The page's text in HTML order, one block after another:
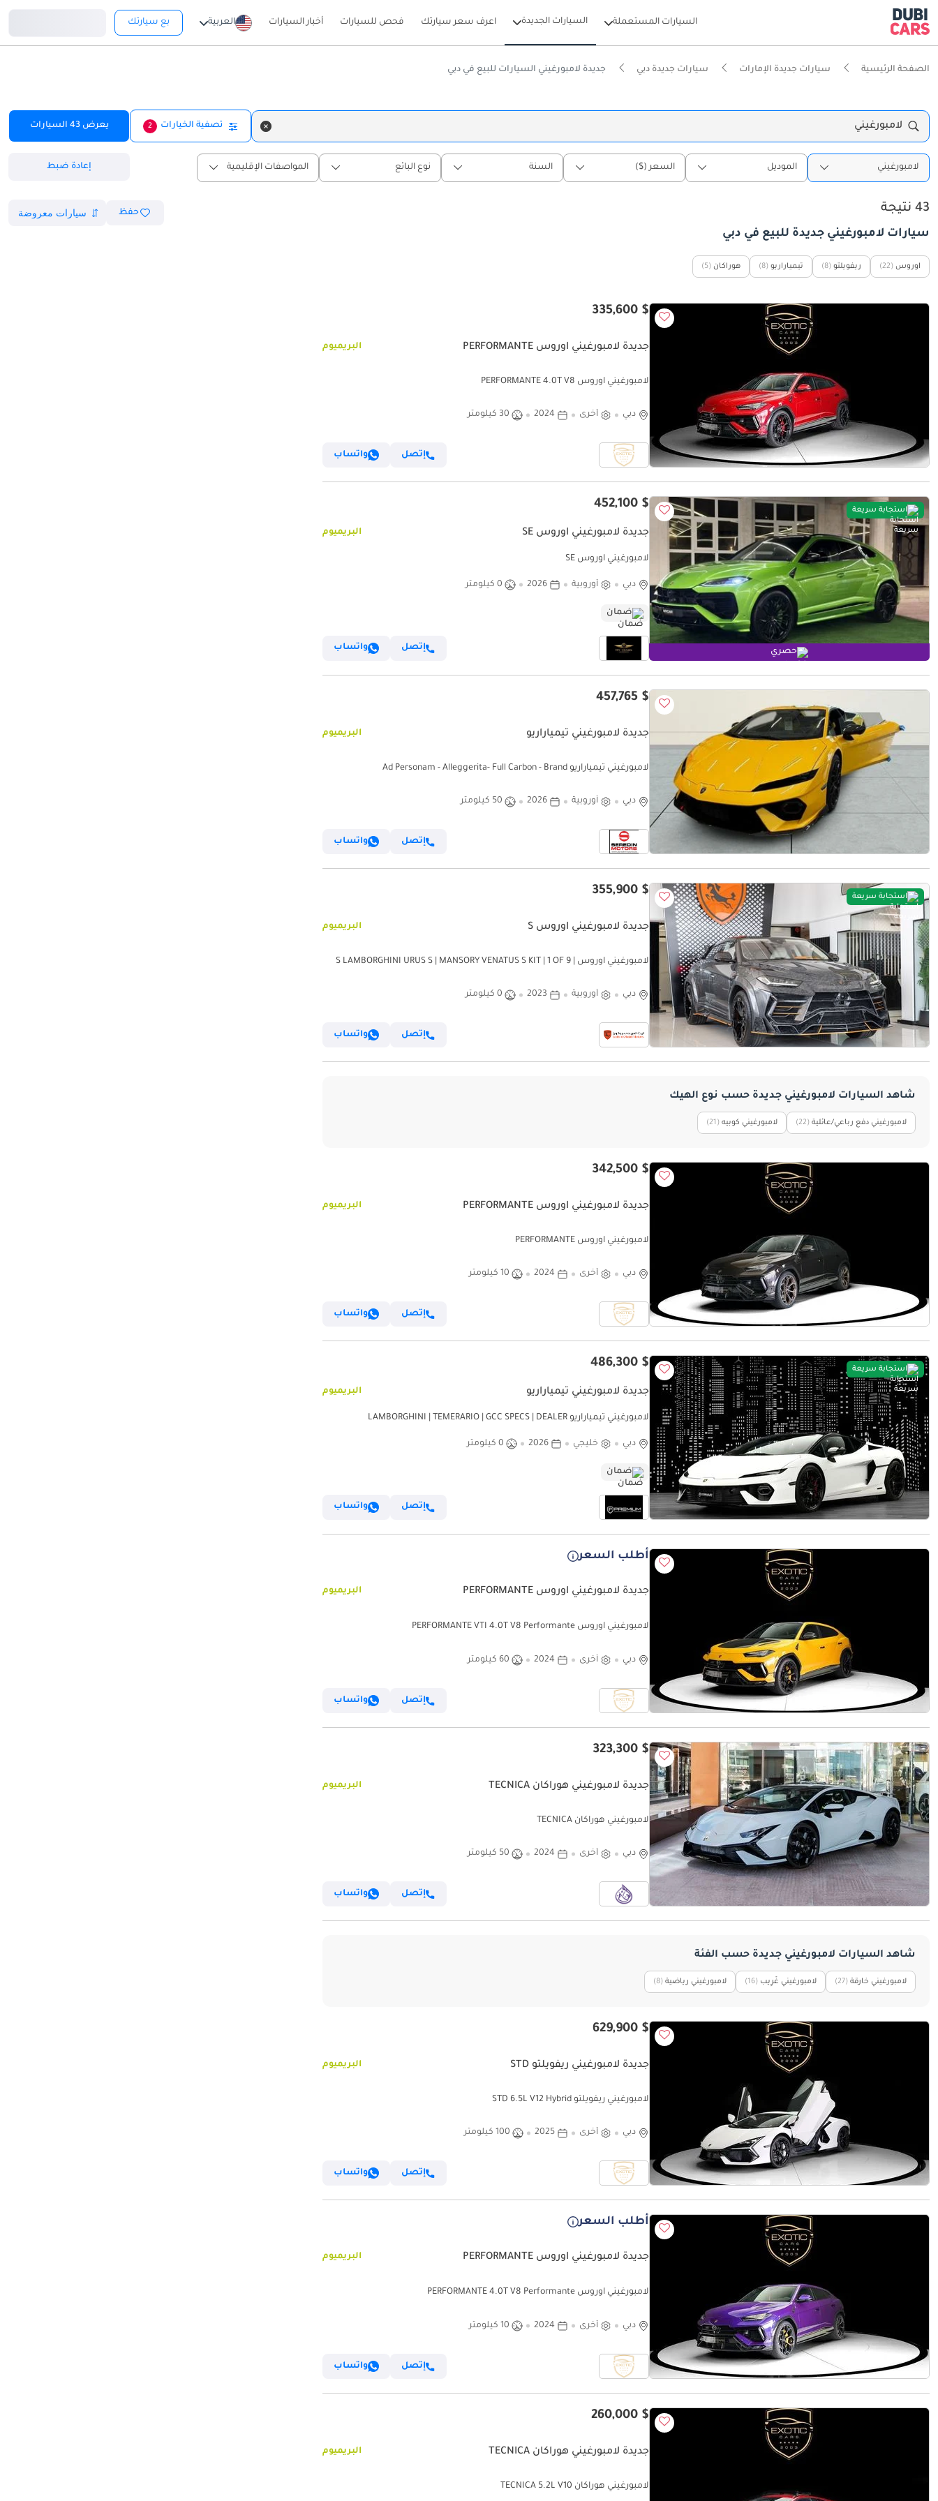
السيارات المستعملة السيارات الجديدة اعرف سعر سيارتك فحص للسيارات أخبار السيارات العربية بع سيارتك
الصفحة الرئيسية سيارات جديدة الإمارات سيارات جديدة دبي جديدة لامبورغيني السيارات للبيع في دبي
لامبورغيني تصفية الخيارات 2 يعرض43 السيارات
لامبورغيني الموديل السعر ($) السنة نوع البائع المواصفات الإقليمية إعادة ضبط
43 نتيجة حفظ
سيارات لامبورغيني جديدة للبيع في دبي
اوروس (22) ريفويلتو (8) تيمياراريو (8) هوراكان (5)
$ 335,600
جديدة لامبورغيني اوروس PERFORMANTE البريميوم
لامبورغيني اوروس PERFORMANTE 4.0T V8
دبي أخرى 2024 30 كيلومتر
إتصل واتساب
استجابة سريعة
حصري
$ 452,100
جديدة لامبورغيني اوروس SE البريميوم
لامبورغيني اوروس SE
دبي أوروبية 2026 0 كيلومتر
ضمان
إتصل واتساب
$ 457,765
جديدة لامبورغيني تيمياراريو البريميوم
لامبورغيني تيمياراريو Ad Personam - Alleggerita- Full Carbon - Brand
دبي أوروبية 2026 50 كيلومتر
إتصل واتساب
استجابة سريعة $ 355,900
جديدة لامبورغيني اوروس S البريميوم
لامبورغيني اوروس S LAMBORGHINI URUS S | MANSORY VENATUS S KIT | 1 OF 9 |
دبي أوروبية 2023 0 كيلومتر
إتصل واتساب
شاهد السيارات لامبورغيني جديدة حسب نوع الهيك
لامبورغيني دفع رباعي/عائلية (22) لامبورغيني كوبيه (21)
$ 342,500
جديدة لامبورغيني اوروس PERFORMANTE البريميوم
لامبورغيني اوروس PERFORMANTE
دبي أخرى 2024 10 كيلومتر
إتصل واتساب
استجابة سريعة $ 486,300
جديدة لامبورغيني تيمياراريو البريميوم
لامبورغيني تيمياراريو LAMBORGHINI | TEMERARIO | GCC SPECS | DEALER
دبي
خليجي 2026 0 كيلومتر
ضمان
إتصل واتساب
أطلب السعر
جديدة لامبورغيني اوروس PERFORMANTE البريميوم
لامبورغيني اوروس PERFORMANTE VTI 4.0T V8 Performante
دبي أخرى 2024 60 كيلومتر
إتصل واتساب
$ 323,300
جديدة لامبورغيني هوراكان TECNICA البريميوم
لامبورغيني هوراكان TECNICA
دبي أخرى 2024 50 كيلومتر
إتصل واتساب
شاهد السيارات لامبورغيني جديدة حسب الفئة
لامبورغيني خارقة (27) لامبورغيني غَرِيب (16) لامبورغيني رياضية (8)
$ 629,900
جديدة لامبورغيني ريفويلتو STD البريميوم
لامبورغيني ريفويلتو STD 6.5L V12 Hybrid
دبي أخرى 2025 100 كيلومتر
إتصل واتساب
أطلب السعر
جديدة لامبورغيني اوروس PERFORMANTE البريميوم
لامبورغيني اوروس PERFORMANTE 4.0T V8 Performante
دبي أخرى 2024 10 كيلومتر
إتصل واتساب
$ 260,000
جديدة لامبورغيني هوراكان TECNICA البريميوم
لامبورغيني هوراكان TECNICA 5.2L V10